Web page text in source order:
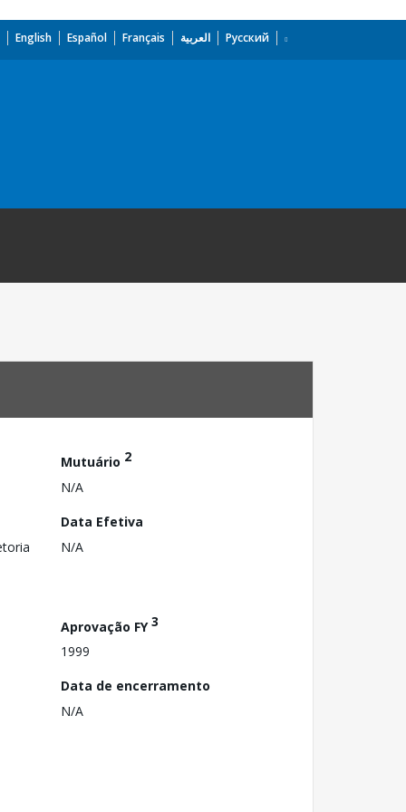
English Español Français العربية Русский
Mutuário 2
N/A
Data Efetiva
N/A
Aprovação FY3
1999
Data de encerramento
N/A